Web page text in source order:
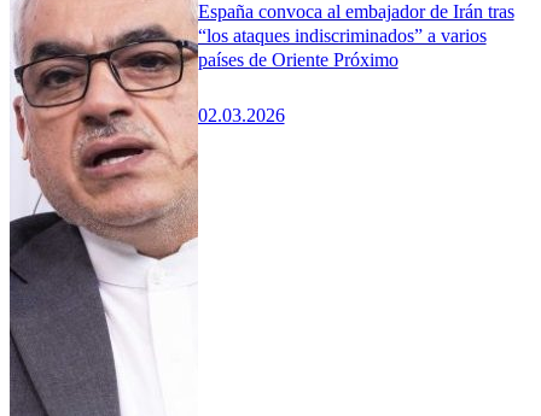
España convoca al embajador de Irán tras
“los ataques indiscriminados” a varios
países de Oriente Próximo
02.03.2026